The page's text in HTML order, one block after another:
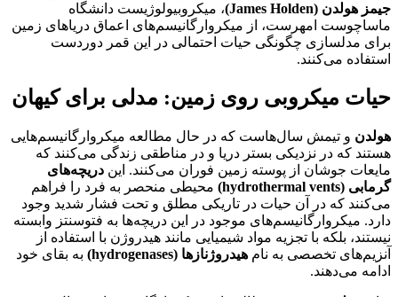
جیمز هولدن (James Holden)
، میکروبیولوژیست دانشگاه
ماساچوست امهرست، از میکروارگانیسم‌های اعماق دریاهای زمین
برای مدلسازی چگونگی حیات احتمالی در این قمر دوردست
استفاده می‌کنند.
حیات میکروبی روی زمین: مدلی برای کیهان
هولدن و تیمش سال‌هاست که در حال مطالعه میکروارگانیسم‌هایی
هستند که در نزدیکی بستر دریا و در مناطقی زندگی می‌کنند که
مایعات جوشان از پوسته زمین فوران می‌کنند. این دریچه‌های
گرمابی (hydrothermal vents)
محیطی منحصر به فرد را فراهم
می‌کنند که در آن حیات در تاریکی مطلق و تحت فشار شدید وجود
دارد. میکروارگانیسم‌های موجود در این دریچه‌ها به فتوسنتز وابسته
نیستند، بلکه با تجزیه مواد شیمیایی مانند هیدروژن با استفاده از
آنزیم‌های تخصصی به نام هیدروژنازها (hydrogenases)
به بقای خود
ادامه می‌دهند.